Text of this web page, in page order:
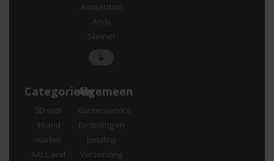
Amsterdam
Andy
Skinner
Categorieën
3D sets
49 and
market
AALL and
Algemeen
Klantenservice
Bestelling en
betaling
Verzending